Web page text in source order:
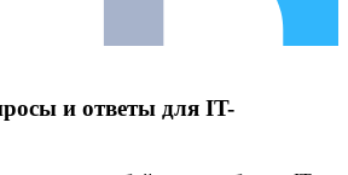
и ответы для IT-